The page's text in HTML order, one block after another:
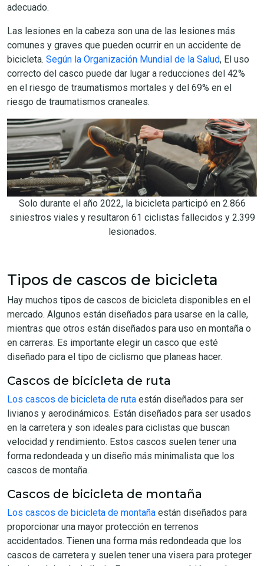
adecuado.
Las lesiones en la cabeza son una de las lesiones más
comunes y graves que pueden ocurrir en un accidente de
bicicleta. Según la Organización Mundial de la Salud, El uso
correcto del casco puede dar lugar a reducciones del 42%
en el riesgo de traumatismos mortales y del 69% en el
riesgo de traumatismos craneales.
Solo durante el año 2022, la bicicleta participó en 2.866
siniestros viales y resultaron 61 ciclistas fallecidos y 2.399
lesionados.
Tipos de cascos de bicicleta
Hay muchos tipos de cascos de bicicleta disponibles en el
mercado. Algunos están diseñados para usarse en la calle,
mientras que otros están diseñados para uso en montaña o
en carreras. Es importante elegir un casco que esté
diseñado para el tipo de ciclismo que planeas hacer.
Cascos de bicicleta de ruta
Los cascos de bicicleta de ruta están diseñados para ser
livianos y aerodinámicos. Están diseñados para ser usados
en la carretera y son ideales para ciclistas que buscan
velocidad y rendimiento. Estos cascos suelen tener una
forma redondeada y un diseño más minimalista que los
cascos de montaña.
Cascos de bicicleta de montaña
Los cascos de bicicleta de montaña están diseñados para
proporcionar una mayor protección en terrenos
accidentados. Tienen una forma más redondeada que los
cascos de carretera y suelen tener una visera para proteger